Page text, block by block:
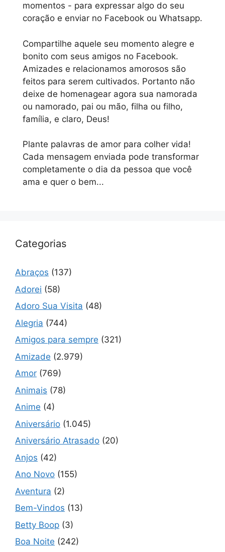
momentos - para expressar algo do seu
coração e enviar no Facebook ou Whatsapp.
Compartilhe aquele seu momento alegre e
bonito com seus amigos no Facebook.
Amizades e relacionamos amorosos são
feitos para serem cultivados. Portanto não
deixe de homenagear agora sua namorada
ou namorado, pai ou mão, filha ou filho,
família, e claro, Deus!
Plante palavras de amor para colher vida!
Cada mensagem enviada pode transformar
completamente o dia da pessoa que você
ama e quer o bem...
Categorias
Abraços (137)
Adorei (58)
Adoro Sua Visita (48)
Alegria (744)
Amigos para sempre (321)
Amizade (2.979)
Amor (769)
Animais (78)
Anime (4)
Aniversário (1.045)
Aniversário Atrasado (20)
Anjos (42)
Ano Novo (155)
Aventura (2)
Bem-Vindos (13)
Betty Boop (3)
Boa Noite (242)